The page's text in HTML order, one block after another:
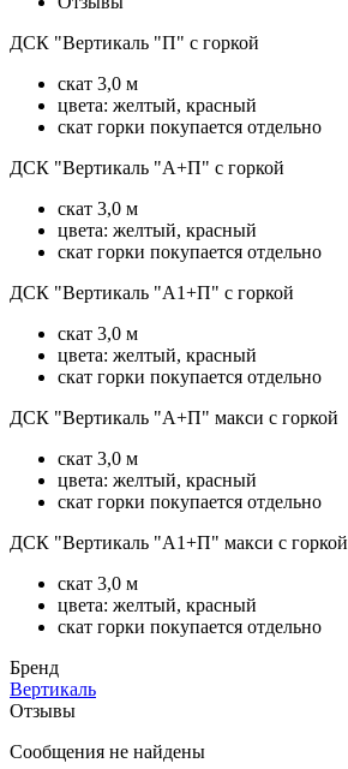
ДСК "Вертикаль "П" с горкой
скат 3,0 м
цвета: желтый, красный
скат горки покупается отдельно
ДСК "Вертикаль "А+П" с горкой
скат 3,0 м
цвета: желтый, красный
скат горки покупается отдельно
ДСК "Вертикаль "А1+П" с горкой
скат 3,0 м
цвета: желтый, красный
скат горки покупается отдельно
ДСК "Вертикаль "А+П" макси с горкой
скат 3,0 м
цвета: желтый, красный
скат горки покупается отдельно
ДСК "Вертикаль "А1+П" макси с горкой
скат 3,0 м
цвета: желтый, красный
скат горки покупается отдельно
Бренд
Вертикаль
Отзывы
Сообщения не найдены